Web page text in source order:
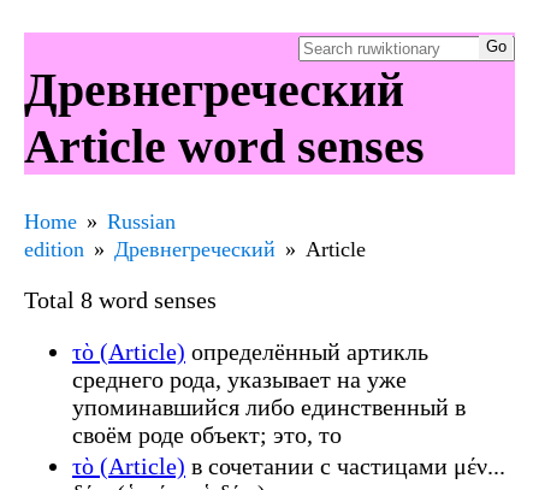
Древнегреческий
Article word senses
Home
Russian
edition
Древнегреческий Article
Total 8 word senses
τὸ (Article) определённый артикль
среднего рода, указывает на уже
упоминавшийся либо единственный в
своём роде объект; это, то
τὸ (Article) в сочетании с частицами μέν...